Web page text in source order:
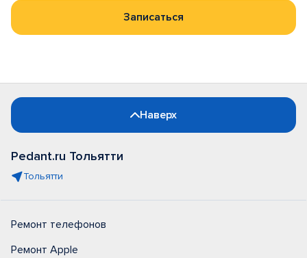
Записаться
Наверх
Pedant.ru Тольятти
Тольятти
Ремонт телефонов
Ремонт Apple